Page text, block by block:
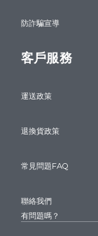
防詐騙宣導
客戶服務
運送政策
退換貨政策
常見問題FAQ
聯絡我們
有問題嗎？